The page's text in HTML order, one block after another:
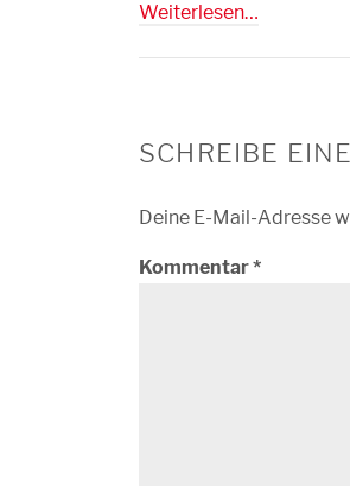
Weiterlesen…
SCHREIBE
Deine E-Mail-Adresse
Kommentar*